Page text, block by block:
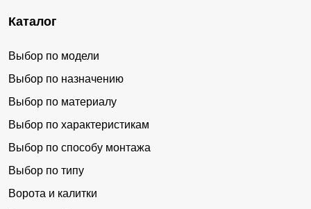
Каталог
Выбор по модели
Выбор по назначению
Выбор по материалу
Выбор по характеристикам
Выбор по способу монтажа
Выбор по типу
Ворота и калитки